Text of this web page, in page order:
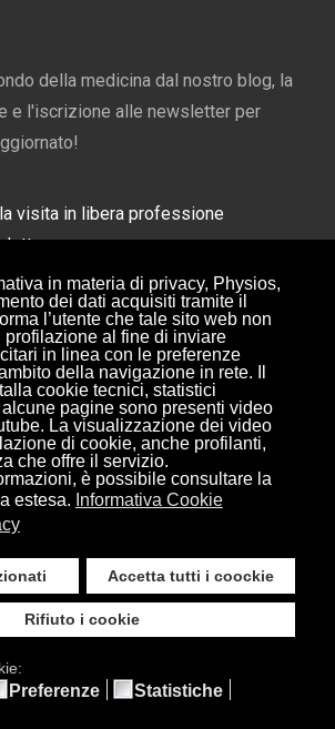
in materia di privacy, Physios,
dei dati acquisiti tramite il
l’utente che tale sito web non
profilazione al fine di inviare
in linea con le preferenze
della navigazione in rete. Il
cookie tecnici, statistici
pagine sono presenti video
La visualizzazione dei video
di cookie, anche profilanti,
che offre il servizio.
è possibile consultare la
estesa. Informativa Cookie
Accetta tutti i coockie
Rifiuto i cookie
Preferenze
Statistiche
della medicina dal nostro blog, la
e l'iscrizione alle newsletter per
visita in libera professione
newsletter per rimanere sempre
Tutti i diritti riservati. Centro medico - Rovereto